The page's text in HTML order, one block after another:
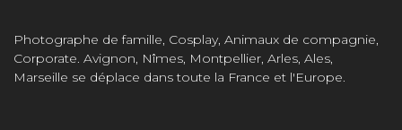
Photographe de famille, Cosplay, Animaux de compagnie,
Corporate. Avignon, Nîmes, Montpellier, Arles, Ales,
Marseille se déplace dans toute la France et l'Europe.